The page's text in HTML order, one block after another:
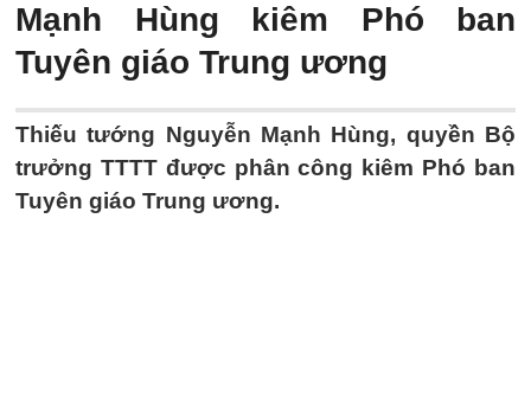
Mạnh Hùng kiêm Phó ban
Tuyên giáo Trung ương
Thiếu tướng Nguyễn Mạnh Hùng, quyền Bộ
trưởng TTTT được phân công kiêm Phó ban
Tuyên giáo Trung ương.